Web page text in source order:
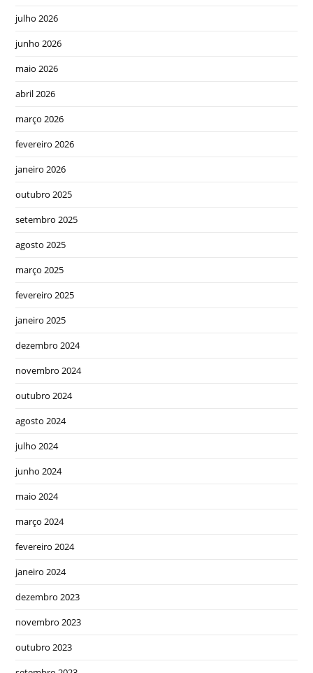
julho 2026
junho 2026
maio 2026
abril 2026
março 2026
fevereiro 2026
janeiro 2026
outubro 2025
setembro 2025
agosto 2025
março 2025
fevereiro 2025
janeiro 2025
dezembro 2024
novembro 2024
outubro 2024
agosto 2024
julho 2024
junho 2024
maio 2024
março 2024
fevereiro 2024
janeiro 2024
dezembro 2023
novembro 2023
outubro 2023